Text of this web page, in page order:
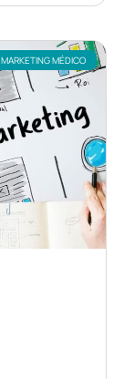
MARKETING MÉDICO